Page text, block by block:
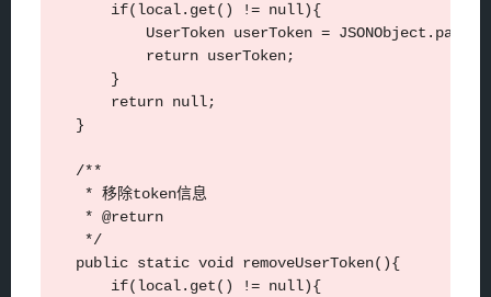
        if(local.get() != null){
UserToken userToken =
            return userToken;
        }
        return null;
    }
    /**
     * 移除token信息
     * @return
     */
    public static void removeUserToken(){
        if(local.get() != null){